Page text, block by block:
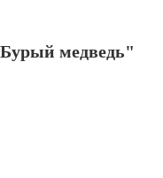
медведь"